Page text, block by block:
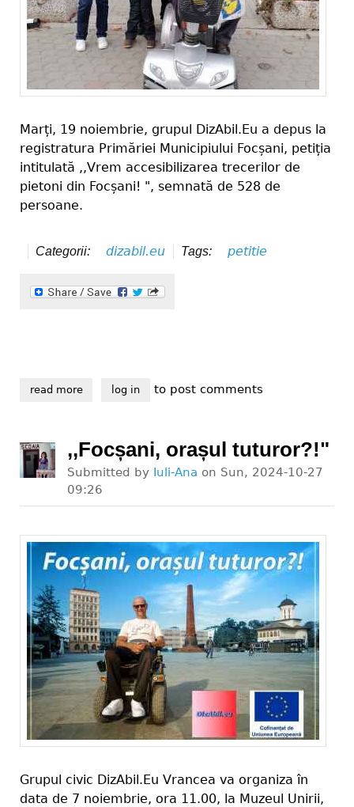
Marți, 19 noiembrie, grupul DizAbil.Eu a depus la
registratura Primăriei Municipiului Focșani, petiția
intitulată ,,Vrem accesibilizarea trecerilor de
pietoni din Focșani! ", semnată de 528 de
persoane.
Categorii: dizabil.eu Tags: petitie
read moreabout petiția ,,vrem accesibilizarea trecerilor de
log in to post comments
,,Focșani, orașul tuturor?!"
Submitted by Iuli-Ana on Sun, 2024-10-27
09:26
Grupul civic DizAbil.Eu Vrancea va organiza în
data de 7 noiembrie, ora 11.00, la Muzeul Unirii,